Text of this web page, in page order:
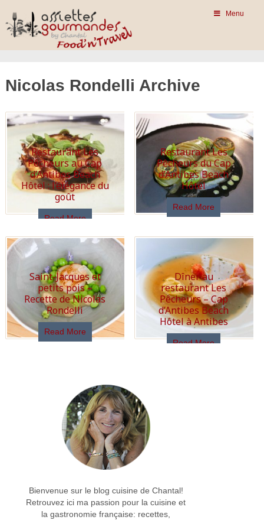
Menu
Nicolas Rondelli Archive
Restaurant Les
Pêcheurs au Cap
d’Antibes Beach
Hôtel : l’élégance du
goût
Read More
Restaurant Les
Pêcheurs du Cap
d’Antibes Beach
Hôtel
Read More
Saint-Jacques et
petits pois –
Recette de Nicolas
Rondelli
Read More
Dîner au
restaurant Les
Pêcheurs – Cap
d’Antibes Beach
Hôtel à Antibes
Read More
Bienvenue sur le blog cuisine de Chantal!
Retrouvez ici ma passion pour la cuisine et
la gastronomie française: recettes,